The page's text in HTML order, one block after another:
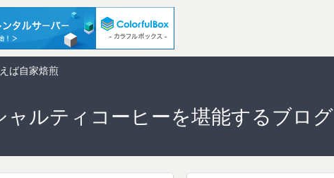
ば自家焙煎
ルティコーヒーを堪能するブログ